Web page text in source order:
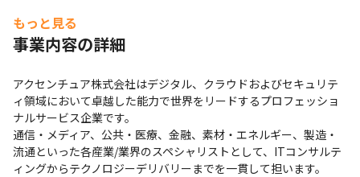
・資格取得支援制度を導入しています
・全世界のプロジェクト事例を参照できるデータベース
「ナレッジエクスチェンジ」で、日本では導入例のない最
新技術を用いた事例を参照し、ノウハウを活用することが
可能です
もっと見る
事業内容の詳細
アクセンチュア株式会社はデジタル、クラウドおよびセキュリテ
ィ領域において卓越した能力で世界をリードするプロフェッショ
ナルサービス企業です。
通信・メディア、公共・医療、金融、素材・エネルギー、製造・
流通といった各産業/業界のスペシャリストとして、ITコンサルテ
ィングからテクノロジーデリバリーまでを一貫して担います。